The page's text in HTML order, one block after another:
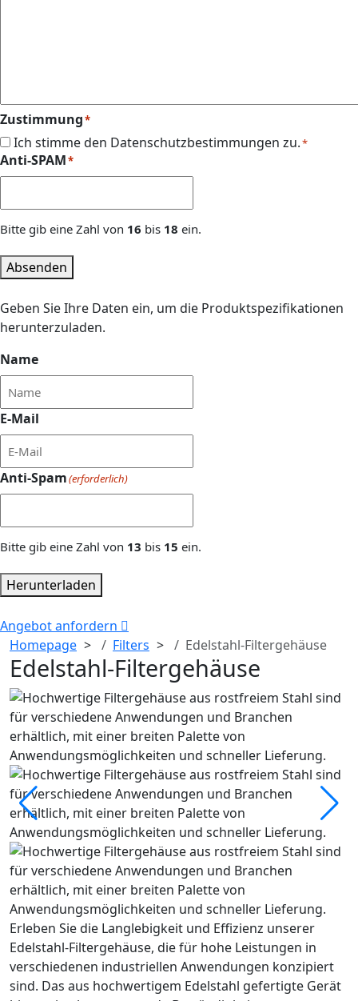
Zustimmung*
Ich stimme den Datenschutzbestimmungen zu.*
Anti-SPAM*
Bitte gib eine Zahl von 16 bis 18 ein.
Absenden
Geben Sie Ihre Daten ein, um die Produktspezifikationen
herunterzuladen.
Name
E-Mail
Anti-Spam(erforderlich)
Bitte gib eine Zahl von 13 bis 15 ein.
Herunterladen
Angebot anfordern
Homepage
Filters Edelstahl-Filtergehäuse
Edelstahl-Filtergehäuse
Erleben Sie die Langlebigkeit und Effizienz unserer
Edelstahl-Filtergehäuse, die für hohe Leistungen in
verschiedenen industriellen Anwendungen konzipiert
sind. Das aus hochwertigem Edelstahl gefertigte Gerät